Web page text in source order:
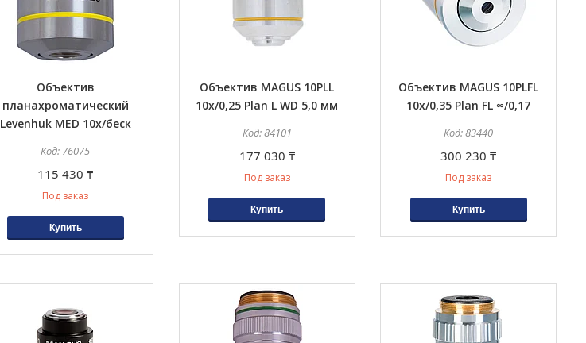
Объектив
планахроматический
Levenhuk MED 10x/беск
76075
115 430 ₸
Под заказ
Купить
Объектив MAGUS 10PLL
10х/0,25 Plan L WD 5,0 мм
84101
177 030 ₸
Под заказ
Купить
Объектив MAGUS 10PLFL
10х/0,35 Plan FL ∞/0,17
83440
300 230 ₸
Под заказ
Купить